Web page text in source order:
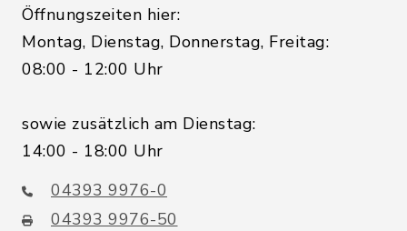
Öffnungszeiten hier:
Montag, Dienstag, Donnerstag, Freitag:
08:00 - 12:00 Uhr
sowie zusätzlich am Dienstag:
14:00 - 18:00 Uhr
04393 9976-0
04393 9976-50